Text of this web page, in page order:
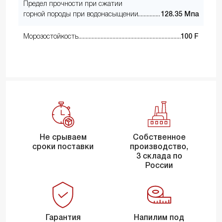
Предел прочности при сжатии
горной породы при водонасыщении
128.35 Мпа
Морозостойкость 100 F
Не срываем
сроки поставки
Собственное
производство,
3 склада по
России
Гарантия
Напилим под